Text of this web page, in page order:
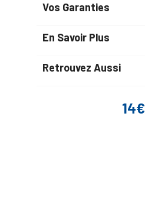
14€
Vos Garanties
En Savoir Plus
Retrouvez Aussi